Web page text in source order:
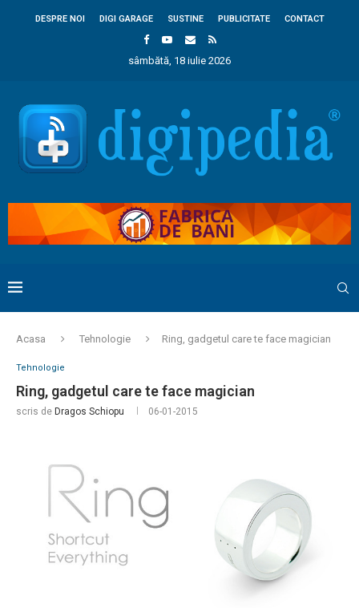
DESPRE NOI DIGI GARAGE SUSTINE PUBLICITATE CONTACT
sâmbătă, 18 iulie 2026
Acasa Tehnologie Ring, gadgetul care te face magician
Tehnologie
Ring, gadgetul care te face magician
scris de Dragos Schiopu 06-01-2015